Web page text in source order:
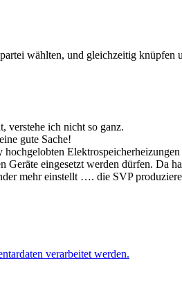
wählten, und gleichzeitig
verstehe ich nicht so ganz.
gute Sache!
Geräte eingesetzt werden dürfen.
mehr einstellt …. die SVP
verarbeitet werden.